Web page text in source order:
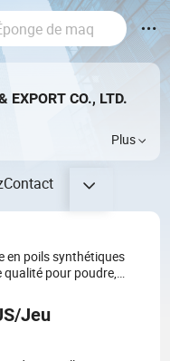
EXPORT CO., LTD.
Plus
Contact
en poils synthétiques
qualité pour poudre,
Jeu